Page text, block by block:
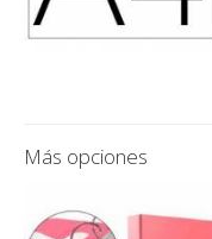
Más opciones